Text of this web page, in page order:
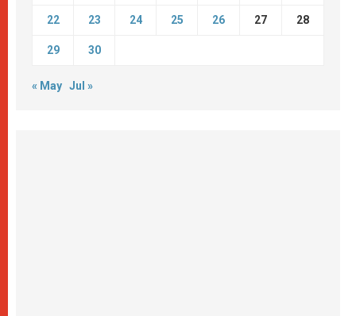
22 23 24 25 26 27 28
29 30
« May Jul »